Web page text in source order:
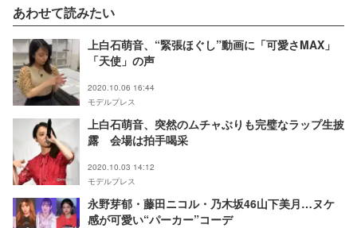
あわせて読みたい
上白石萌音、“緊張ほぐし”動画に「可愛さMAX」
「天使」の声
2020.10.06 16:44
モデルプレス
上白石萌音、突然のムチャぶりも完璧なラップ生披
露 会場は拍手喝采
2020.10.03 14:12
モデルプレス
永野芽郁・藤田ニコル・乃木坂46山下美月…ヌケ
感が可愛い“パーカー”コーデ